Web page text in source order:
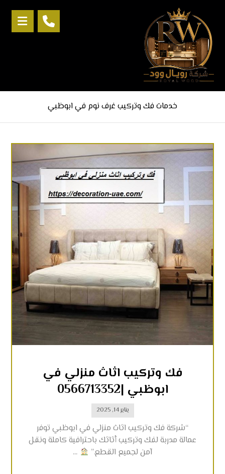
خدمات فك وتركيب غرف نوم في ابوظبي
فك وتركيب اثاث منزلي في
ابوظبي |0566713352
يناير 14, 2025
“شركة فك وتركيب اثاث منزلي في ابوظبي توفر
عمالة مدربة لفك وتركيب أثاثك باحترافية كاملة ونقل
آمن لجميع القطع.”
...